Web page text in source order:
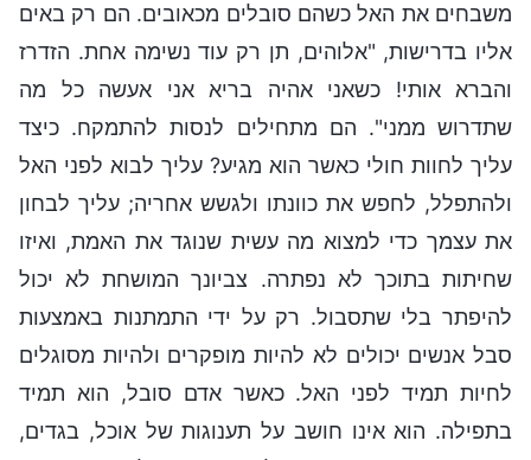
משבחים את האל כשהם סובלים מכאובים. הם רק באים
אליו בדרישות, "אלוהים, תן רק עוד נשימה אחת. הזדרז
והברא אותי! כשאני אהיה בריא אני אעשה כל מה
שתדרוש ממני". הם מתחילים לנסות להתמקח. כיצד
עליך לחוות חולי כאשר הוא מגיע? עליך לבוא לפני האל
ולהתפלל, לחפש את כוונתו ולגשש אחריה; עליך לבחון
את עצמך כדי למצוא מה עשית שנוגד את האמת, ואיזו
שחיתות בתוכך לא נפתרה. צביונך המושחת לא יכול
להיפתר בלי שתסבול. רק על ידי התמתנות באמצעות
סבל אנשים יכולים לא להיות מופקרים ולהיות מסוגלים
לחיות תמיד לפני האל. כאשר אדם סובל, הוא תמיד
בתפילה. הוא אינו חושב על תענוגות של אוכל, בגדים,